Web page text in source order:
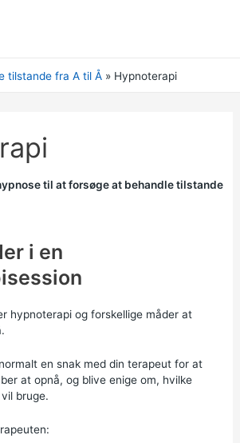
tilstande fra A til Å Hypnoterapi
til at forsøge at behandle tilstande
i en
hypnoterapi og forskellige måder at
en snak med din terapeut for at
at opnå, og blive enige om, hvilke
bruge.